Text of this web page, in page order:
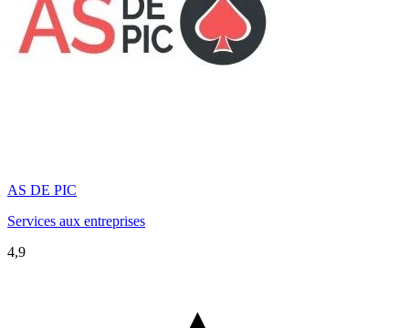
AS DE PIC
Services aux entreprises
4,9